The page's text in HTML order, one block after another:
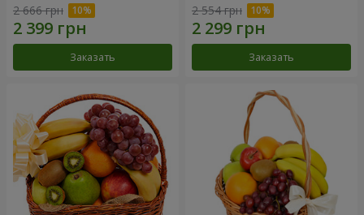
2 666 грн
Заказать
2 554 грн
Заказать